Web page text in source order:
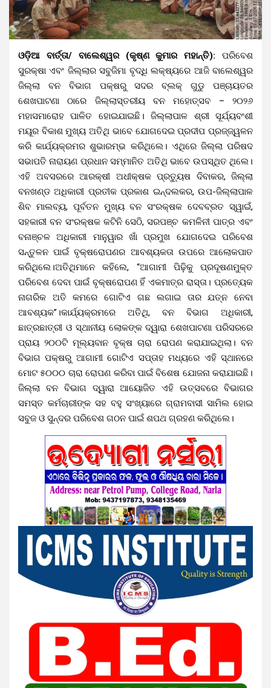
ଓଡ଼ିଆ ବାର୍ତ୍ତା/ ବାଲେଶ୍ୱର (କୃଷ୍ଣ କୁମାର ମହାନ୍ତି): ପରିବେଶ
ସୁରକ୍ଷା ଏବଂ ଜିଲ୍ଲାର ସବୁଜିମା ବୃଦ୍ଧି ଲକ୍ଷ୍ୟରେ ଆଜି ବାଲେଶ୍ୱର
ଜିଲ୍ଲା ବନ ବିଭାଗ ପକ୍ଷରୁ ସଦର ବ୍ଲକ୍ ଗୁଡୁ ପଞ୍ଚାୟତର
ଶେଖପାଟଣା ଠାରେ ଜିଲ୍ଲାସ୍ତରୀୟ ବନ ମହୋତ୍ସବ – ୨୦୨୬
ମହାସମାରୋହ ପାଳିତ ହୋଇଯାଇଛି। ଜିଲ୍ଲାପାଳ ଶ୍ରୀ ସୂର୍ଯ୍ୟବଂଶୀ
ମୟୂର ବିକାଶ ମୁଖ୍ୟ ଅତିଥି ଭାବେ ଯୋଗଦେଇ ପ୍ରଦୀପ ପ୍ରଜ୍ଜ୍ୱଳନ
କରି କାର୍ଯ୍ୟକ୍ରମର ଶୁଭାରମ୍ଭ କରିଥିଲେ। ଏଥିରେ ଜିଲ୍ଲା ପରିଷଦ
ସଭାପତି ନାରାୟଣ ପ୍ରଧାନ ସମ୍ମାନିତ ଅତିଥି ଭାବେ ଉପସ୍ଥିତ ଥିଲେ।
ଏହି ଅବସରରେ ଆରକ୍ଷୀ ଅଧୀକ୍ଷକ ପ୍ରତ୍ୟୁଷ ଦିବାକର, ଜିଲ୍ଲା
ବନଖଣ୍ଡ ଅଧିକାରୀ ପ୍ରତୀକ ପ୍ରକାଶ ଇନ୍ଦଲକର, ଉପ-ଜିଲ୍ଲାପାଳ
ଶିବ ମାଲବ୍ୟ, ପୂର୍ବତନ ମୁଖ୍ୟ ବନ ସଂରକ୍ଷକ ଦେବବ୍ରତ ସ୍ୱାଇଁ,
ସହକାରୀ ବନ ସଂରକ୍ଷକ କଟିନି ସେଠି, ସରପଞ୍ଚ କମଳିନୀ ପାତ୍ର ଏବଂ
ବନାଞ୍ଚଳ ଅଧିକାରୀ ମାନୁୱାର ଖାଁ ପ୍ରମୁଖ ଯୋଗଦେଇ ପରିବେଶ
ସନ୍ତୁଳନ ପାଇଁ ବୃକ୍ଷରୋପଣର ଆବଶ୍ୟକତା ଉପରେ ଆଲୋକପାତ
କରିଥିଲେ।ଅତିଥିମାନେ କହିଲେ, “ଆଗାମୀ ପିଢ଼ିକୁ ପ୍ରଦୂଷଣମୁକ୍ତ
ପରିବେଶ ଦେବା ପାଇଁ ବୃକ୍ଷରୋପଣ ହିଁ ଏକମାତ୍ର ରାସ୍ତା। ପ୍ରତ୍ୟେକ
ନାଗରିକ ଅତି କମରେ ଗୋଟିଏ ଗଛ ଲଗାଇ ତାର ଯତ୍ନ ନେବା
ଆବଶ୍ୟକ”।କାର୍ଯ୍ୟକ୍ରମରେ ଅତିଥି, ବନ ବିଭାଗ ଅଧିକାରୀ,
ଛାତ୍ରଛାତ୍ରୀ ଓ ସ୍ଥାନୀୟ ଲୋକଙ୍କ ଦ୍ୱାରା ଶେଖପାଟଣା ପରିସରରେ
ପ୍ରାୟ ୨୦୦ଟି ମୂଲ୍ୟବାନ ବୃକ୍ଷ ଚାରା ରୋପଣ କରାଯାଇଥିଲା। ବନ
ବିଭାଗ ପକ୍ଷରୁ ଆଗାମୀ ଗୋଟିଏ ସପ୍ତାହ ମଧ୍ୟରେ ଏହି ସ୍ଥାନରେ
ମୋଟ ୫୦୦୦ ଚାରା ରୋପଣ କରିବା ପାଇଁ ବିଶେଷ ଯୋଜନା କରାଯାଇଛି।
ଜିଲ୍ଲା ବନ ବିଭାଗ ଦ୍ୱାରା ଆୟୋଜିତ ଏହି ଉତ୍ସବରେ ବିଭାଗର
ସମସ୍ତ କର୍ମଚାରୀଙ୍କ ସହ ବହୁ ସଂଖ୍ୟାରେ ଗ୍ରାମବାସୀ ସାମିଲ ହୋଇ
ସବୁଜ ଓ ସୁନ୍ଦର ପରିବେଶ ଗଠନ ପାଇଁ ଶପଥ ଗ୍ରହଣ କରିଥିଲେ।